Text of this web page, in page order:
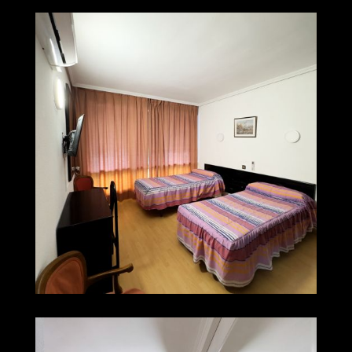
001 img 0245 Ampliar
002 img 0256 Ampliar